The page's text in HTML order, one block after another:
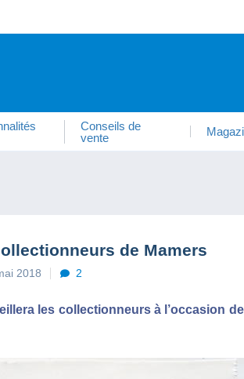
Conseils de
vente
de Mamers
2018 2
les collectionneurs à l’occasion